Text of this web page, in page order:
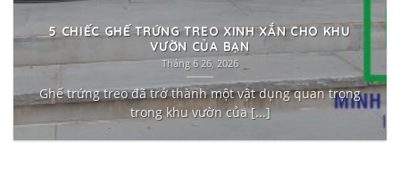
5 CHIẾC GHẾ TRỨNG TREO XINH XẮN CHO KHU
VƯỜN CỦA BẠN
Tháng 6 26, 2026
Ghế trứng treo đã trở thành một vật dụng quan trọng
trong khu vườn của [...]